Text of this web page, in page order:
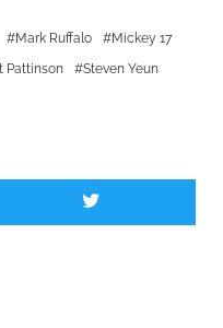
Mark Ruffalo
Mickey 17
Pattinson
Steven Yeun